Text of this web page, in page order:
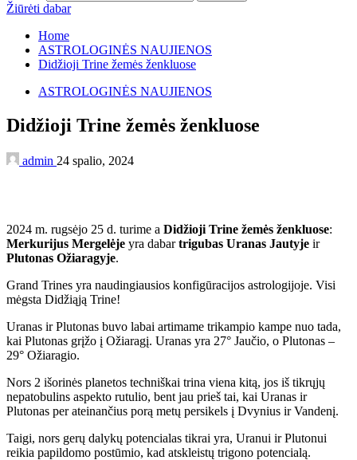
Žiūrėti dabar
Home
ASTROLOGINĖS NAUJIENOS
Didžioji Trine žemės ženkluose
ASTROLOGINĖS NAUJIENOS
Didžioji Trine žemės ženkluose
admin 24 spalio, 2024
2024 m. rugsėjo 25 d. turime a Didžioji Trine žemės ženkluose:
Merkurijus Mergelėje yra dabartrigubas Uranas Jautyje ir
Plutonas Ožiaragyje.
Grand Trines yra naudingiausios konfigūracijos astrologijoje. Visi
mėgsta Didžiąją Trine!
Uranas ir Plutonas buvo labai artimame trikampio kampe nuo tada,
kai Plutonas grįžo į Ožiaragį. Uranas yra 27° Jaučio, o Plutonas –
29° Ožiaragio.
Nors 2 išorinės planetos techniškai trina viena kitą, jos iš tikrųjų
nepatobulins aspekto rutulio, bent jau prieš tai, kai Uranas ir
Plutonas per ateinančius porą metų persikels į Dvynius ir Vandenį.
Taigi, nors gerų dalykų potencialas tikrai yra, Uranui ir Plutonui
reikia papildomo postūmio, kad atskleistų trigono potencialą.